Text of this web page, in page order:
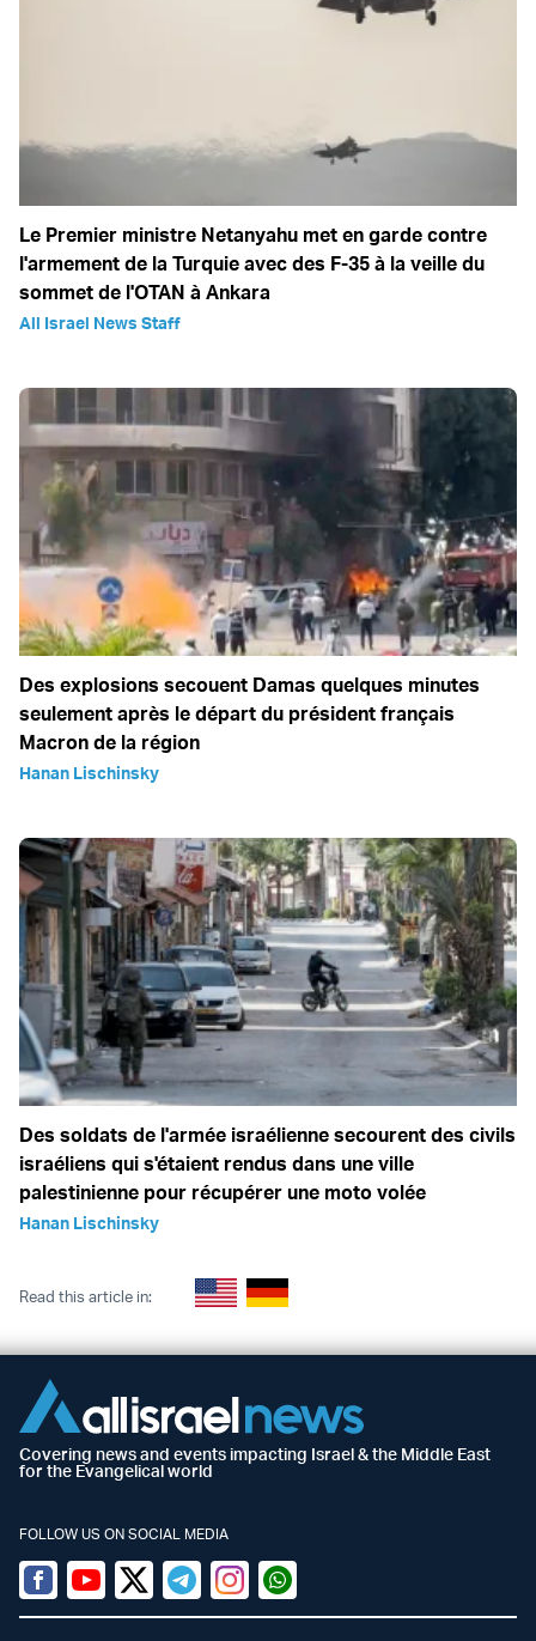
Le Premier ministre Netanyahu met en garde contre
l'armement de la Turquie avec des F-35 à la veille du
sommet de l'OTAN à Ankara
All Israel News Staff
Des explosions secouent Damas quelques minutes
seulement après le départ du président français
Macron de la région
Hanan Lischinsky
Des soldats de l'armée israélienne secourent des civils
israéliens qui s'étaient rendus dans une ville
palestinienne pour récupérer une moto volée
Hanan Lischinsky
Read this article in:
Covering news and events impacting Israel & the Middle East
for the Evangelical world
FOLLOW US ON SOCIAL MEDIA
Facebook
YoutubeTwitter (X)
TelegramInstagramWhatsapp